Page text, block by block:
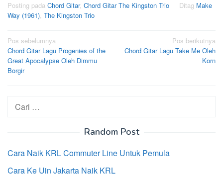
Posting pada Chord Gitar, Chord Gitar The Kingston Trio Ditag Make
Way (1961), The Kingston Trio
Navigasi
pos
Pos sebelumnya
Chord Gitar Lagu Progenies of the
Great Apocalypse Oleh Dimmu
Borgir
Pos berikutnya
Chord Gitar Lagu Take Me Oleh
Korn
Cari
untuk:
Random Post
Cara Naik KRL Commuter Line Untuk Pemula
Cara Ke Uin Jakarta Naik KRL